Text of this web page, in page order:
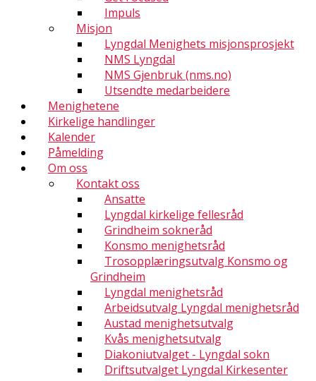
Impuls
Misjon
Lyngdal Menighets misjonsprosjekt
NMS Lyngdal
NMS Gjenbruk (nms.no)
Utsendte medarbeidere
Menighetene
Kirkelige handlinger
Kalender
Påmelding
Om oss
Kontakt oss
Ansatte
Lyngdal kirkelige fellesråd
Grindheim sokneråd
Konsmo menighetsråd
Trosopplæringsutvalg Konsmo og
Grindheim
Lyngdal menighetsråd
Arbeidsutvalg Lyngdal menighetsråd
Austad menighetsutvalg
Kvås menighetsutvalg
Diakoniutvalget - Lyngdal sokn
Driftsutvalget Lyngdal Kirkesenter